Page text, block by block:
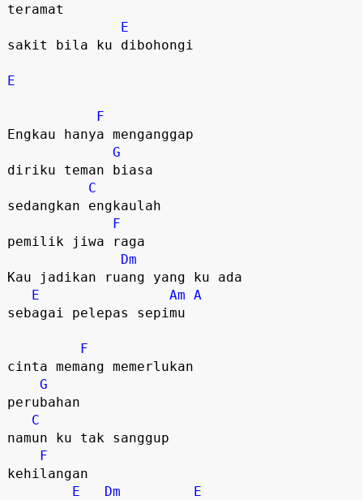
teramat
E
sakit bila ku dibohongi
E
F
Engkau hanya menganggap
G
diriku teman biasa
C
sedangkan engkaulah
F
pemilik jiwa raga
Dm
Kau jadikan ruang yang ku ada
E
Am A
sebagai pelepas sepimu
F
cinta memang memerlukan
G
perubahan
C
namun ku tak sanggup
F
kehilangan
E
Dm
E